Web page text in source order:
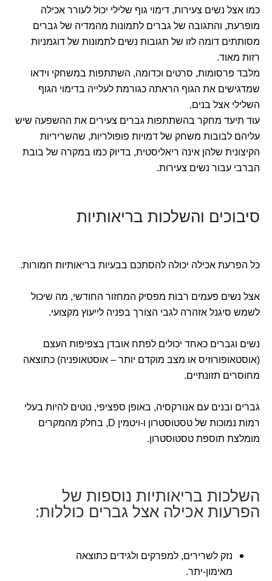
כמו אצל נשים צעירות, דימוי גוף שלילי יכול לעורר אכילה
מופרעת, והתגובה של גברים לתמונות מהמדיה של גברים
מסותתים דומה לזו של תגובות נשים לתמונות של דוגמניות
רזות מאוד.
מלבד פרסומות, סרטים וכדומה, השתתפות במשחקי וידאו
שמדגישים את הגוף הראתה כגורמת לעלייה בדימוי הגוף
השלילי אצל בנים.
עוד תיעד מחקר בהשתתפות גברים צעירים את ההשפעה שיש
עליהם לבובות משחק של דמויות פופולריות, שהשריריות
הקיצונית שלהן אינה ריאליסטית, בדיוק כמו במקרה של בובת
הברבי עבור נשים צעירות.
סיבוכים והשלכות בריאותיות
כל הפרעת אכילה יכולה להסתכם בבעיות בריאותיות חמורות.
אצל נשים פעמים רבות מפסיק המחזור החודשי, מה שיכול
לשמש סיגנל אזהרה לגבי הצורך בפניה לייעוץ מקצועי.
נשים וגברים כאחד יכולים לפתח אובדן בצפיפות העצם
(אוסטאופורוזיס או מצב מוקדם יותר – אוסטאופניה) כתוצאה
מחוסרים תזונתיים.
גברים ובנים עם אנורקסיה, באופן ספציפי, נוטים להיות בעלי
רמות נמוכות של טסטוסטרון ו-ויטמין D, בחלק מהמקרים
מומלצת תוספת טסטוסטרון.
השלכות בריאותיות נוספות של
הפרעות אכילה אצל גברים כוללות:
נזק לשרירים, למפרקים ולגידים כתוצאה
מאימון-יתר.